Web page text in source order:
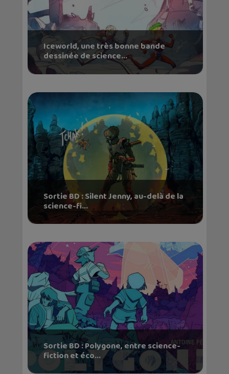
Iceworld, une très bonne bande
dessinée de science...
Sortie BD : Silent Jenny, au-delà de la
science-fi...
Sortie BD : Polygone, entre science-
fiction et éco...